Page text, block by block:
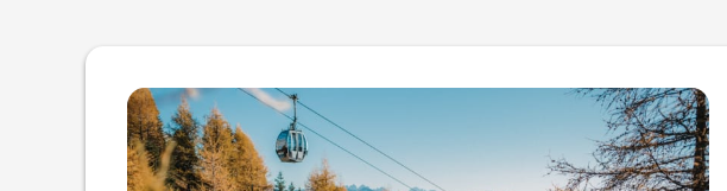
Angebotsdetails für November Glow -25%